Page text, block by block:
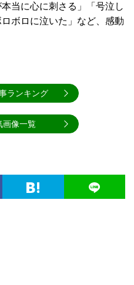
当に心に刺さる」「号泣し
ボロに泣いた」など、感動
ランキング
画像一覧